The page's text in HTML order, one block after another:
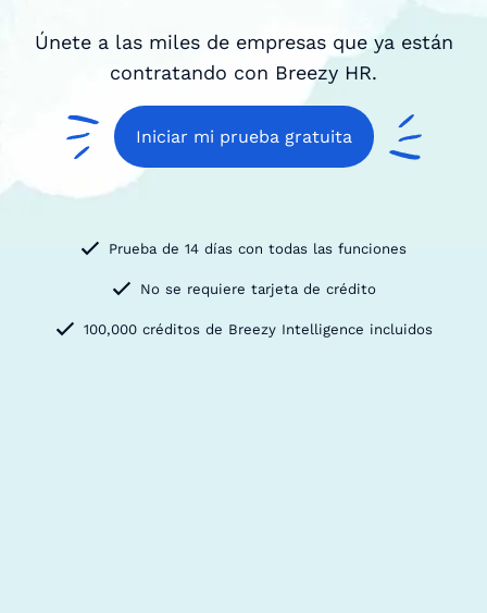
Únete a las miles de empresas que ya están
contratando con Breezy HR.
Iniciar mi prueba gratuita
Prueba de 14 días con todas las funciones
No se requiere tarjeta de crédito
100,000 créditos de Breezy Intelligence incluidos